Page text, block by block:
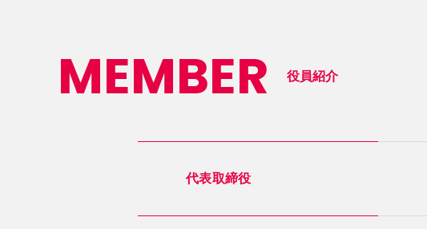
MEMBER 役員紹介
代表取締役